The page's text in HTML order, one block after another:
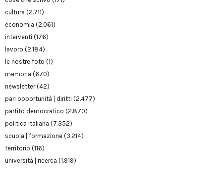
cultura (2.711)
economia (2.061)
interventi (176)
lavoro (2.184)
le nostre foto (1)
memoria (670)
newsletter(42)
pari opportunità | diritti (2.477)
partito democratico (2.870)
politica italiana (7.352)
scuola | formazione (3.214)
territorio (116)
università | ricerca (1.919)